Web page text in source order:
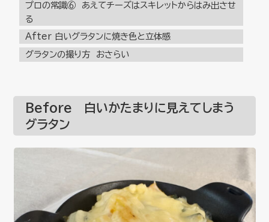
プロの常識⑥ あえてチーズはスキレットからはみ出させ
る
After 白いグラタンに焼き色と立体感
グラタンの撮り方 おさらい
Before 白いかたまりに見えてしまう
グラタン